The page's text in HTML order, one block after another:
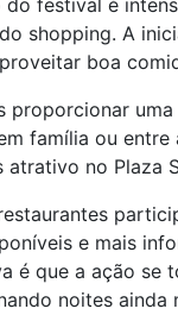
do festival é
shopping. A
boa
proporcionar
família ou
atrativo no Plaza
e mais
é que a ação se
noites ainda